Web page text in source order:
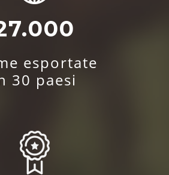
esportate
30 paesi